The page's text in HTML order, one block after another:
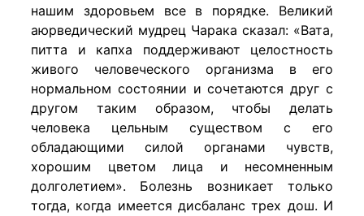
нашим здоровьем все в порядке. Великий
аюрведический мудрец Чарака сказал: «Вата,
питта и капха поддерживают целостность
живого человеческого организма в его
нормальном состоянии и сочетаются друг с
другом таким образом, чтобы делать
человека цельным существом с его
обладающими силой органами чувств,
хорошим цветом лица и несомненным
долголетием». Болезнь возникает только
тогда, когда имеется дисбаланс трех дош. И